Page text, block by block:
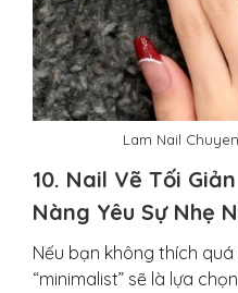
Lam Nail
10. Nail Vẽ Tối
Nàng Yêu Sự Nhẹ
Nếu bạn không thích quá
“minimalist” sẽ là lựa